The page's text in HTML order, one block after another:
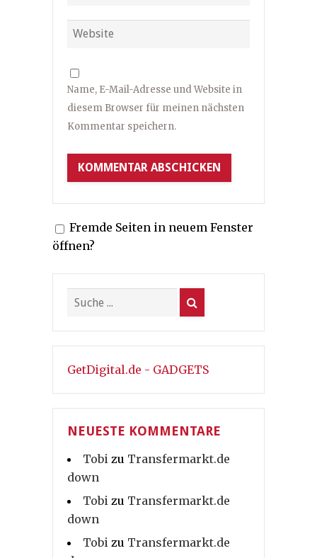
Name, E-Mail-Adresse und Website in
diesem Browser für meinen nächsten
Kommentar speichern.
Fremde Seiten in neuem Fenster
öffnen?
GetDigital.de - GADGETS
NEUESTE KOMMENTARE
Tobi zu Transfermarkt.de
down
Tobi zu Transfermarkt.de
down
Tobi zu Transfermarkt.de